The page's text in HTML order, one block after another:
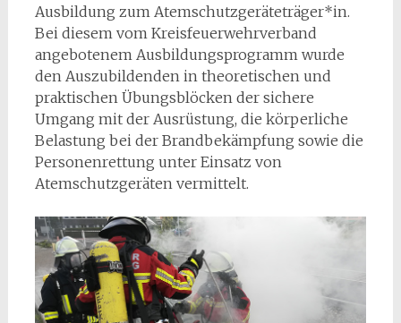
Ausbildung zum Atemschutzgeräteträger*in.
Bei diesem vom Kreisfeuerwehrverband
angebotenem Ausbildungsprogramm wurde
den Auszubildenden in theoretischen und
praktischen Übungsblöcken der sichere
Umgang mit der Ausrüstung, die körperliche
Belastung bei der Brandbekämpfung sowie die
Personenrettung unter Einsatz von
Atemschutzgeräten vermittelt.